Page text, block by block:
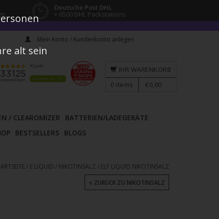
Deutsche Post DHL
+ 6500 DHL Packstations
Mein Konto / Kundenkonto anlegen
/ CLEAROMIZER
BATTERIEN/LADEGERÄTE
BESTSELLERS BLOGS
IHR WARENKORB
0 items €0,00
/ E LIQUID / NIKOTINSALZ / ELF LIQUID NIKOTINSALZ
ZURÜCK ZU NIKOTINSALZ
alt sein